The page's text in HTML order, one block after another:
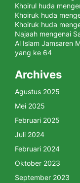
Khoirul huda
Khoiruk huda
Khoiruk huda
Najaah mengenai
Al Islam Jamsaren
yang ke 64
Archives
Agustus 2025
Mei 2025
Februari 2025
Juli 2024
Februari 2024
Oktober 2023
September 2023